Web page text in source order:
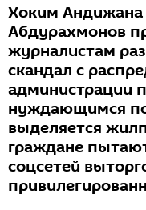
Хоким
Абдурахмонов
журналистам
скандал с
администрации
нуждающимся
выделяется
граждане
соцсетей